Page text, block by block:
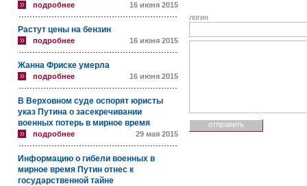
подробнее 16 июня 2015
Растут цены на бензин
подробнее 16 июня 2015
Жанна Фриске умерла
подробнее 16 июня 2015
В Верховном суде оспорят юристы
указ Путина о засекречивании
военных потерь в мирное время
подробнее 29 мая 2015
Информацию о гибели военных в
мирное время Путин отнес к
государственной тайне
логин